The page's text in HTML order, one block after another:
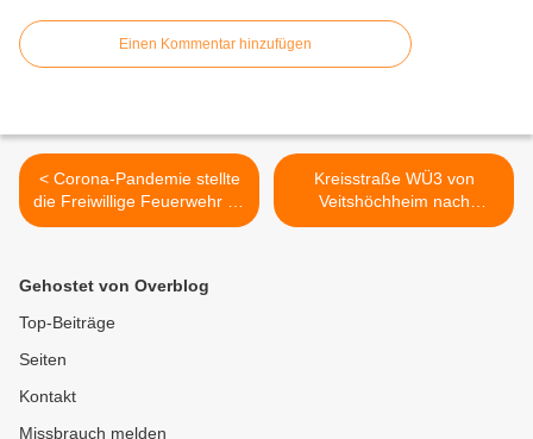
Einen Kommentar hinzufügen
< Corona-Pandemie stellte
die Freiwillige Feuerwehr im
Jahr 2020 vor besondere
Kreisstraße WÜ3 von
Veitshöchheim nach
Gadheim und WÜ 21 nach
Gehostet von Overblog
Top-Beiträge
Seiten
Kontakt
Missbrauch melden